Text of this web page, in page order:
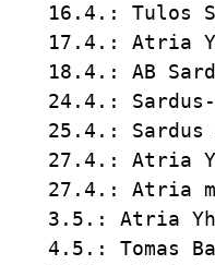
16.4.:
17.4.:
18.4.: AB
24.4.:
25.4.:
27.4.:
27.4.: Atria
3.5.:
4.5.: